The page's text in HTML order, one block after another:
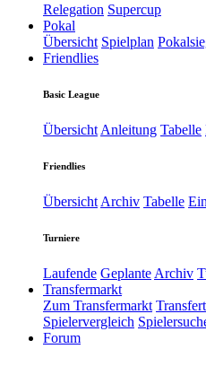
Relegation Supercup
Pokal
Übersicht Spielplan
Friendlies
Basic League
Übersicht Anleitung Tabelle
Friendlies
Übersicht Archiv Tabelle
Turniere
Laufende Geplante Archiv
Transfermarkt
Zum Transfermarkt
Spielervergleich
Forum